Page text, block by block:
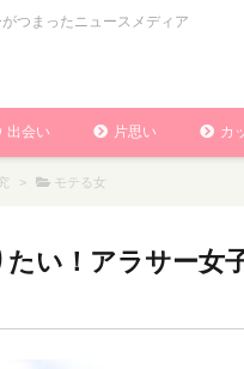
つまったニュースメディア
出会い 片思い カ
> モテる女
たい！アラサー女